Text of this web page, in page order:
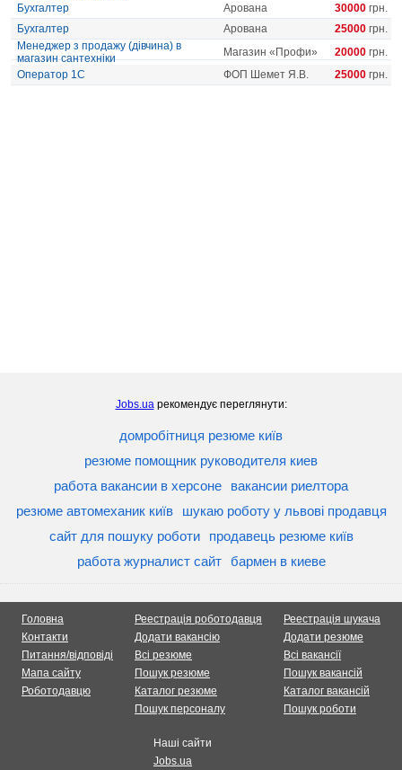
Бухгалтер
Арована 30000 грн.
Бухгалтер
Арована 25000 грн.
Менеджер з продажу (дівчина) в
магазин сантехніки
Магазин «Профи» 20000 грн.
Оператор 1С
ФОП Шемет Я.В. 25000 грн.
Jobs.uaрекомендує переглянути:
домробітниця резюме київ
резюме помощник руководителя киев
работа вакансии в херсоне
вакансии риелтора
резюме автомеханик київ
шукаю роботу у львові продавця
сайт для пошуку роботи
продавець резюме київ
работа журналист сайт
бармен в киеве
Головна
Контакти
Питання/відповіді
Мапа сайту
Роботодавцю
Реестрація роботодавця
Додати вакансію
Всі резюме
Пошук резюме
Каталог резюме
Пошук персоналу
Реестрація шукача
Додати резюме
Всі вакансії
Пошук вакансій
Каталог вакансій
Пошук роботи
Наші сайти
Jobs.ua